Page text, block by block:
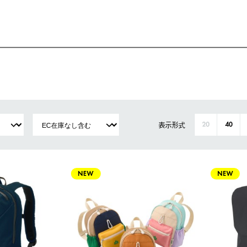
表示形式 20 40
NEW NEW